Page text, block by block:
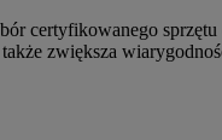
certyfikowanego
zwiększa